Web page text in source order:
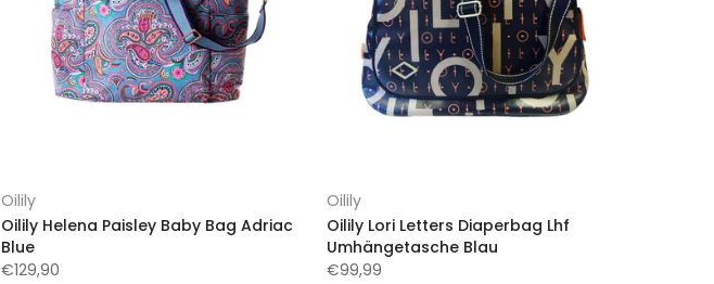
Oilily
Oilily Helena Paisley Baby Bag Adriac
Blue
€129,90
Oilily
Oilily Lori Letters Diaperbag Lhf
Umhängetasche Blau
€99,99